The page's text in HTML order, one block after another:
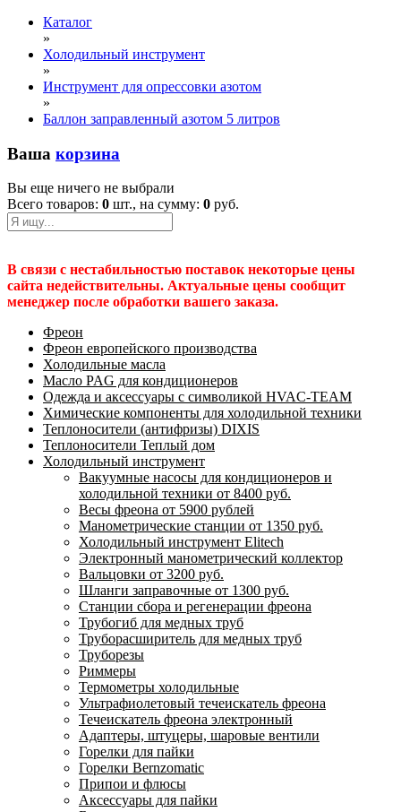
Каталог
»
Холодильный инструмент
»
Инструмент для опрессовки азотом
»
Баллон заправленный азотом 5 литров
Ваша корзина
Вы еще ничего не выбрали
Всего товаров: 0 шт., на сумму: 0 руб.
В связи с нестабильностью поставок некоторые цены
сайта недействительны. Актуальные цены сообщит
менеджер после обработки вашего заказа.
Фреон
Фреон европейского производства
Холодильные масла
Масло PAG для кондиционеров
Одежда и аксессуары с символикой HVAC-TEAM
Химические компоненты для холодильной техники
Теплоносители (антифризы) DIXIS
Теплоносители Теплый дом
Холодильный инструмент
Вакуумные насосы для кондиционеров и
холодильной техники от 8400 руб.
Весы фреона от 5900 рублей
Манометрические станции от 1350 руб.
Холодильный инструмент Elitech
Электронный манометрический коллектор
Вальцовки от 3200 руб.
Шланги заправочные от 1300 руб.
Станции сбора и регенерации фреона
Трубогиб для медных труб
Труборасширитель для медных труб
Труборезы
Риммеры
Термометры холодильные
Ультрафиолетовый течеискатель фреона
Течеискатель фреона электронный
Адаптеры, штуцеры, шаровые вентили
Горелки для пайки
Горелки Bernzomatic
Припои и флюсы
Аксессуары для пайки